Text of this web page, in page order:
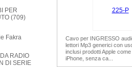
PER
(709)
Fakra
RADIO
DI SERIE
Cavo per INGRESSO
lettori Mp3 generici con
inclusi prodotti Apple come
iPhone, senza ca...